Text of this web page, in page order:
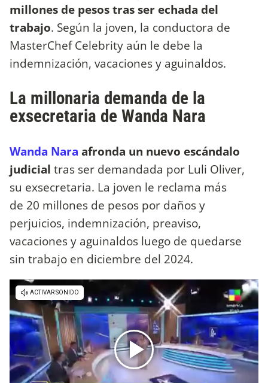
millones de pesos tras ser echada del
trabajo. Según la joven, la conductora de
MasterChef Celebrity aún le debe la
indemnización, vacaciones y aguinaldos.
La millonaria demanda de la
exsecretaria de Wanda Nara
Wanda Nara afronda un nuevo escándalo
judicial tras ser demandada por Luli Oliver,
su exsecretaria. La joven le reclama más
de 20 millones de pesos por daños y
perjuicios, indemnización, preaviso,
vacaciones y aguinaldos luego de quedarse
sin trabajo en diciembre del 2024.